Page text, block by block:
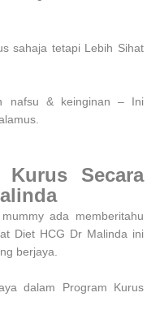
sahaja tetapi Lebih Sihat
nafsu & keinginan – Ini
Kurus Secara
ada memberitahu
Diet HCG Dr Malinda ini
berjaya.
dalam Program Kurus